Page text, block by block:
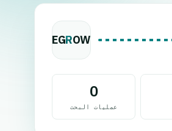
EGROW
0
عمليات البحث